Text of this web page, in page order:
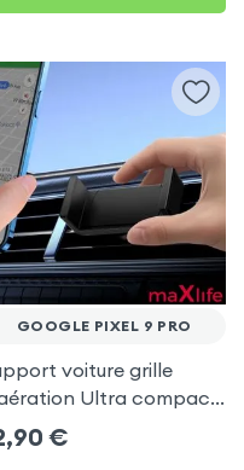
GOOGLE PIXEL 9 PRO
voiture grille
Ultra compact
Google Pixel 9 Pro
€